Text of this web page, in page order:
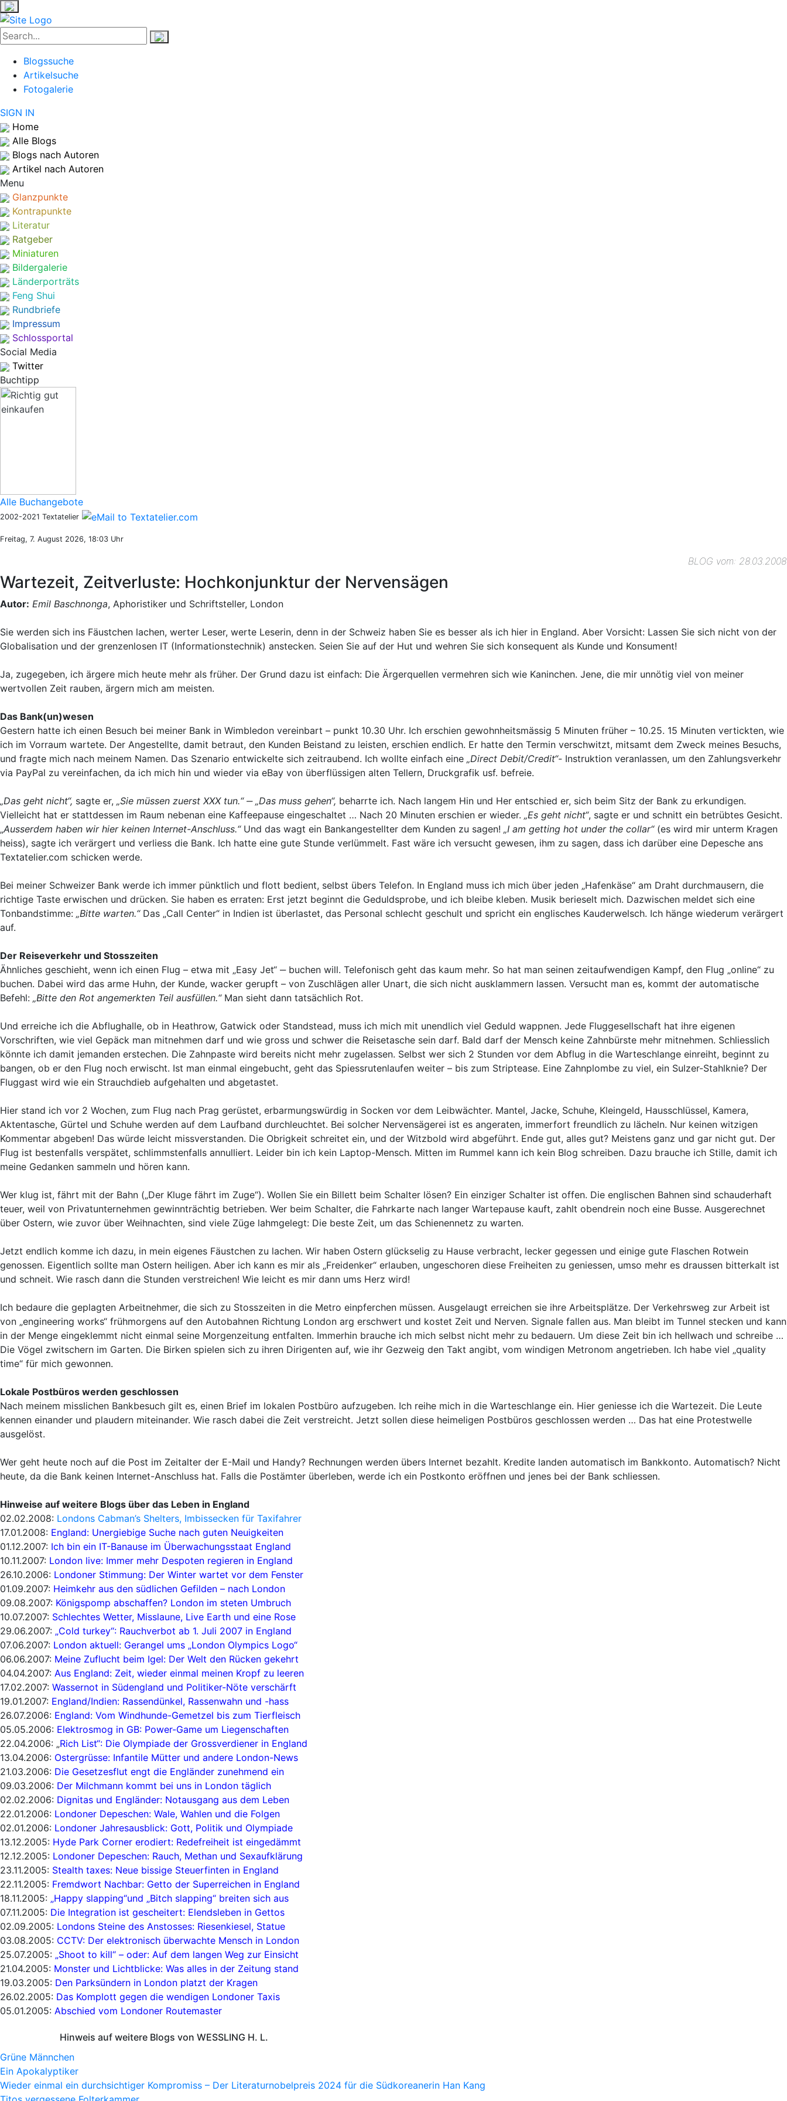
Blogssuche
Artikelsuche
Fotogalerie
SIGN IN
Home
Alle Blogs
Blogs nach Autoren
Artikel nach Autoren
Menu
Glanzpunkte
Kontrapunkte
Literatur
Ratgeber
Miniaturen
Bildergalerie
Länderporträts
Feng Shui
Rundbriefe
Impressum
Schlossportal
Social Media
Twitter
Buchtipp
Alle Buchangebote
2002-2021 Textatelier
Freitag, 7. August 2026, 18:03 Uhr
BLOG vom: 28.03.2008
Wartezeit, Zeitverluste: Hochkonjunktur der Nervensägen
Autor: Emil Baschnonga, Aphoristiker und Schriftsteller, London
Sie werden sich ins Fäustchen lachen, werter Leser, werte Leserin, denn in der Schweiz haben Sie es besser als ich hier in England. Aber Vorsicht: Lassen Sie sich nicht von der
Globalisation und der grenzenlosen IT (Informationstechnik) anstecken. Seien Sie auf der Hut und wehren Sie sich konsequent als Kunde und Konsument!
Ja, zugegeben, ich ärgere mich heute mehr als früher. Der Grund dazu ist einfach: Die Ärgerquellen vermehren sich wie Kaninchen. Jene, die mir unnötig viel von meiner
wertvollen Zeit rauben, ärgern mich am meisten.
Das Bank(un)wesen
Gestern hatte ich einen Besuch bei meiner Bank in Wimbledon vereinbart – punkt 10.30 Uhr. Ich erschien gewohnheitsmässig 5 Minuten früher – 10.25. 15 Minuten vertickten, wie
ich im Vorraum wartete. Der Angestellte, damit betraut, den Kunden Beistand zu leisten, erschien endlich. Er hatte den Termin verschwitzt, mitsamt dem Zweck meines Besuchs,
und fragte mich nach meinem Namen. Das Szenario entwickelte sich zeitraubend. Ich wollte einfach eine „Direct Debit/Credit“- Instruktion veranlassen, um den Zahlungsverkehr
via PayPal zu vereinfachen, da ich mich hin und wieder via eBay von überflüssigen alten Tellern, Druckgrafik usf. befreie.
„Das geht nicht“, sagte er, „Sie müssen zuerst XXX tun.“ ‒ „Das muss gehen“, beharrte ich. Nach langem Hin und Her entschied er, sich beim Sitz der Bank zu erkundigen.
Vielleicht hat er stattdessen im Raum nebenan eine Kaffeepause eingeschaltet … Nach 20 Minuten erschien er wieder. „Es geht nicht“, sagte er und schnitt ein betrübtes Gesicht.
„Ausserdem haben wir hier keinen Internet-Anschluss.“Und das wagt ein Bankangestellter dem Kunden zu sagen! „I am getting hot under the collar“ (es wird mir unterm Kragen
heiss), sagte ich verärgert und verliess die Bank. Ich hatte eine gute Stunde verlümmelt. Fast wäre ich versucht gewesen, ihm zu sagen, dass ich darüber eine Depesche ans
Textatelier.com schicken werde.
Bei meiner Schweizer Bank werde ich immer pünktlich und flott bedient, selbst übers Telefon. In England muss ich mich über jeden „Hafenkäse“ am Draht durchmausern, die
richtige Taste erwischen und drücken. Sie haben es erraten: Erst jetzt beginnt die Geduldsprobe, und ich bleibe kleben. Musik berieselt mich. Dazwischen meldet sich eine
Tonbandstimme: „Bitte warten.“Das „Call Center“ in Indien ist überlastet, das Personal schlecht geschult und spricht ein englisches Kauderwelsch. Ich hänge wiederum verärgert
auf.
Der Reiseverkehr und Stosszeiten
Ähnliches geschieht, wenn ich einen Flug – etwa mit „Easy Jet“ ‒ buchen will. Telefonisch geht das kaum mehr. So hat man seinen zeitaufwendigen Kampf, den Flug „online“ zu
buchen. Dabei wird das arme Huhn, der Kunde, wacker gerupft – von Zuschlägen aller Unart, die sich nicht ausklammern lassen. Versucht man es, kommt der automatische
Befehl: „Bitte den Rot angemerkten Teil ausfüllen.“Man sieht dann tatsächlich Rot.
Und erreiche ich die Abflughalle, ob in Heathrow, Gatwick oder Standstead, muss ich mich mit unendlich viel Geduld wappnen. Jede Fluggesellschaft hat ihre eigenen
Vorschriften, wie viel Gepäck man mitnehmen darf und wie gross und schwer die Reisetasche sein darf. Bald darf der Mensch keine Zahnbürste mehr mitnehmen. Schliesslich
könnte ich damit jemanden erstechen. Die Zahnpaste wird bereits nicht mehr zugelassen. Selbst wer sich 2 Stunden vor dem Abflug in die Warteschlange einreiht, beginnt zu
bangen, ob er den Flug noch erwischt. Ist man einmal eingebucht, geht das Spiessrutenlaufen weiter – bis zum Striptease. Eine Zahnplombe zu viel, ein Sulzer-Stahlknie? Der
Fluggast wird wie ein Strauchdieb aufgehalten und abgetastet.
Hier stand ich vor 2 Wochen, zum Flug nach Prag gerüstet, erbarmungswürdig in Socken vor dem Leibwächter. Mantel, Jacke, Schuhe, Kleingeld, Hausschlüssel, Kamera,
Aktentasche, Gürtel und Schuhe werden auf dem Laufband durchleuchtet. Bei solcher Nervensägerei ist es angeraten, immerfort freundlich zu lächeln. Nur keinen witzigen
Kommentar abgeben! Das würde leicht missverstanden. Die Obrigkeit schreitet ein, und der Witzbold wird abgeführt. Ende gut, alles gut? Meistens ganz und gar nicht gut. Der
Flug ist bestenfalls verspätet, schlimmstenfalls annulliert. Leider bin ich kein Laptop-Mensch. Mitten im Rummel kann ich kein Blog schreiben. Dazu brauche ich Stille, damit ich
meine Gedanken sammeln und hören kann.
Wer klug ist, fährt mit der Bahn („Der Kluge fährt im Zuge“). Wollen Sie ein Billett beim Schalter lösen? Ein einziger Schalter ist offen. Die englischen Bahnen sind schauderhaft
teuer, weil von Privatunternehmen gewinnträchtig betrieben. Wer beim Schalter, die Fahrkarte nach langer Wartepause kauft, zahlt obendrein noch eine Busse. Ausgerechnet
über Ostern, wie zuvor über Weihnachten, sind viele Züge lahmgelegt: Die beste Zeit, um das Schienennetz zu warten.
Jetzt endlich komme ich dazu, in mein eigenes Fäustchen zu lachen. Wir haben Ostern glückselig zu Hause verbracht, lecker gegessen und einige gute Flaschen Rotwein
genossen. Eigentlich sollte man Ostern heiligen. Aber ich kann es mir als „Freidenker“ erlauben, ungeschoren diese Freiheiten zu geniessen, umso mehr es draussen bitterkalt ist
und schneit. Wie rasch dann die Stunden verstreichen! Wie leicht es mir dann ums Herz wird!
Ich bedaure die geplagten Arbeitnehmer, die sich zu Stosszeiten in die Metro einpferchen müssen. Ausgelaugt erreichen sie ihre Arbeitsplätze. Der Verkehrsweg zur Arbeit ist
von „engineering works“ frühmorgens auf den Autobahnen Richtung London arg erschwert und kostet Zeit und Nerven. Signale fallen aus. Man bleibt im Tunnel stecken und kann
in der Menge eingeklemmt nicht einmal seine Morgenzeitung entfalten. Immerhin brauche ich mich selbst nicht mehr zu bedauern. Um diese Zeit bin ich hellwach und schreibe …
Die Vögel zwitschern im Garten. Die Birken spielen sich zu ihren Dirigenten auf, wie ihr Gezweig den Takt angibt, vom windigen Metronom angetrieben. Ich habe viel „quality
time“ für mich gewonnen.
Lokale Postbüros werden geschlossen
Nach meinem misslichen Bankbesuch gilt es, einen Brief im lokalen Postbüro aufzugeben. Ich reihe mich in die Warteschlange ein. Hier geniesse ich die Wartezeit. Die Leute
kennen einander und plaudern miteinander. Wie rasch dabei die Zeit verstreicht. Jetzt sollen diese heimeligen Postbüros geschlossen werden … Das hat eine Protestwelle
ausgelöst.
Wer geht heute noch auf die Post im Zeitalter der E-Mail und Handy? Rechnungen werden übers Internet bezahlt. Kredite landen automatisch im Bankkonto. Automatisch? Nicht
heute, da die Bank keinen Internet-Anschluss hat. Falls die Postämter überleben, werde ich ein Postkonto eröffnen und jenes bei der Bank schliessen.
Hinweise auf weitere Blogs über das Leben in England
02.02.2008: Londons Cabman’s Shelters, Imbissecken für Taxifahrer
17.01.2008: England: Unergiebige Suche nach guten Neuigkeiten
01.12.2007: Ich bin ein IT-Banause im Überwachungsstaat England
10.11.2007: London live: Immer mehr Despoten regieren in England
26.10.2006: Londoner Stimmung: Der Winter wartet vor dem Fenster
01.09.2007: Heimkehr aus den südlichen Gefilden – nach London
09.08.2007: Königspomp abschaffen? London im steten Umbruch
10.07.2007: Schlechtes Wetter, Misslaune, Live Earth und eine Rose
29.06.2007: „Cold turkey“: Rauchverbot ab 1. Juli 2007 in England
07.06.2007: London aktuell: Gerangel ums „London Olympics Logo“
06.06.2007: Meine Zuflucht beim Igel: Der Welt den Rücken gekehrt
04.04.2007: Aus England: Zeit, wieder einmal meinen Kropf zu leeren
17.02.2007: Wassernot in Südengland und Politiker-Nöte verschärft
19.01.2007: England/Indien: Rassendünkel, Rassenwahn und -hass
26.07.2006: England: Vom Windhunde-Gemetzel bis zum Tierfleisch
05.05.2006: Elektrosmog in GB: Power-Game um Liegenschaften
22.04.2006: „Rich List“: Die Olympiade der Grossverdiener in England
13.04.2006: Ostergrüsse: Infantile Mütter und andere London-News
21.03.2006: Die Gesetzesflut engt die Engländer zunehmend ein
09.03.2006: Der Milchmann kommt bei uns in London täglich
02.02.2006: Dignitas und Engländer: Notausgang aus dem Leben
22.01.2006: Londoner Depeschen: Wale, Wahlen und die Folgen
02.01.2006: Londoner Jahresausblick: Gott, Politik und Olympiade
13.12.2005: Hyde Park Corner erodiert: Redefreiheit ist eingedämmt
12.12.2005: Londoner Depeschen: Rauch, Methan und Sexaufklärung
23.11.2005: Stealth taxes: Neue bissige Steuerfinten in England
22.11.2005: Fremdwort Nachbar: Getto der Superreichen in England
18.11.2005: „Happy slapping“und „Bitch slapping“ breiten sich aus
07.11.2005: Die Integration ist gescheitert: Elendsleben in Gettos
02.09.2005: Londons Steine des Anstosses: Riesenkiesel, Statue
03.08.2005: CCTV: Der elektronisch überwachte Mensch in London
25.07.2005: „Shoot to kill“ – oder: Auf dem langen Weg zur Einsicht
21.04.2005: Monster und Lichtblicke: Was alles in der Zeitung stand
19.03.2005: Den Parksündern in London platzt der Kragen
26.02.2005: Das Komplott gegen die wendigen Londoner Taxis
05.01.2005: Abschied vom Londoner Routemaster
Hinweis auf weitere Blogs von WESSLING H. L.
Grüne Männchen
Ein Apokalyptiker
Wieder einmal ein durchsichtiger Kompromiss – Der Literaturnobelpreis 2024 für die Südkoreanerin Han Kang